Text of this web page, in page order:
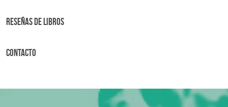
Reseñas de libros
Contacto